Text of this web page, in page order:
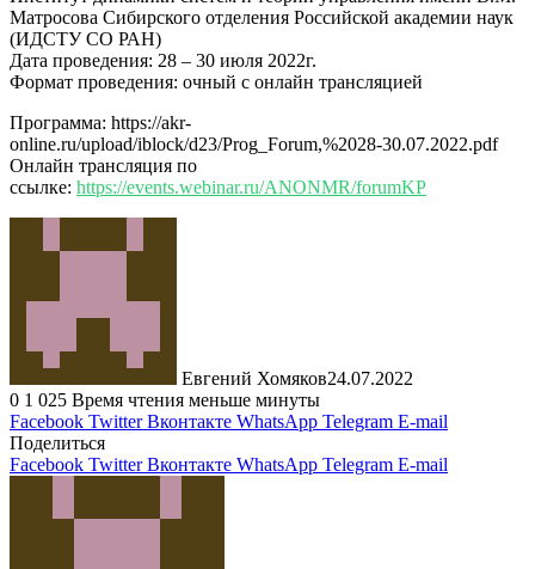
Матросова Сибирского отделения Российской академии наук
(ИДСТУ СО РАН)
Дата проведения: 28 – 30 июля 2022г.
Формат проведения: очный с онлайн трансляцией
Программа: https://akr-
online.ru/upload/iblock/d23/Prog_Forum,%2028-30.07.2022.pdf
Онлайн трансляция по
ссылке: https://events.webinar.ru/ANONMR/forumKP
Евгений Хомяков24.07.2022
0 1 025 Время чтения меньше минуты
Facebook Twitter Вконтакте WhatsApp Telegram E-mail
Поделиться
Facebook Twitter Вконтакте WhatsApp Telegram E-mail